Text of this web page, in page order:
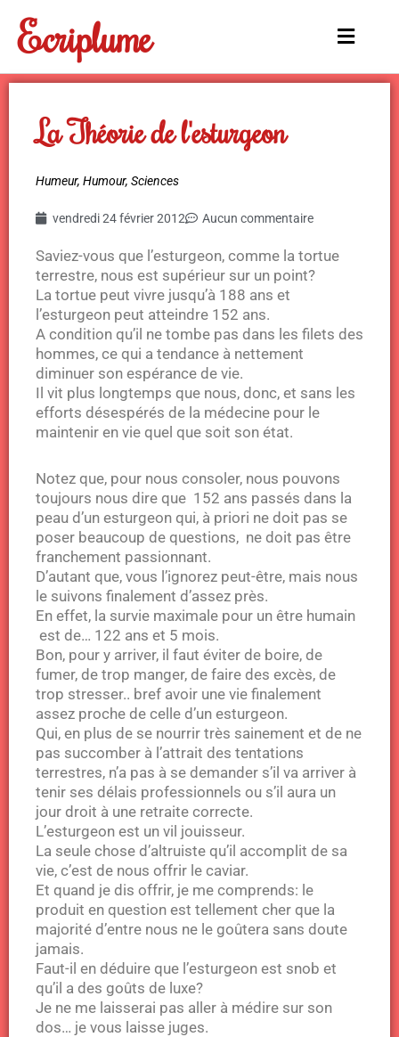
contenu
Ecriplume
Main
La Théorie de l'esturgeon
Humeur, Humour, Sciences
vendredi 24 février 2012 Aucun commentaire
Saviez-vous que l’esturgeon, comme la tortue
terrestre, nous est supérieur sur un point?
La tortue peut vivre jusqu’à 188 ans et
l’esturgeon peut atteindre 152 ans.
A condition qu’il ne tombe pas dans les filets des
hommes, ce qui a tendance à nettement
diminuer son espérance de vie.
Il vit plus longtemps que nous, donc, et sans les
efforts désespérés de la médecine pour le
maintenir en vie quel que soit son état.
Notez que, pour nous consoler, nous pouvons
toujours nous dire que 152 ans passés dans la
peau d’un esturgeon qui, à priori ne doit pas se
poser beaucoup de questions, ne doit pas être
franchement passionnant.
D’autant que, vous l’ignorez peut-être, mais nous
le suivons finalement d’assez près.
En effet, la survie maximale pour un être humain
est de… 122 ans et 5 mois.
Bon, pour y arriver, il faut éviter de boire, de
fumer, de trop manger, de faire des excès, de
trop stresser.. bref avoir une vie finalement
assez proche de celle d’un esturgeon.
Qui, en plus de se nourrir très sainement et de ne
pas succomber à l’attrait des tentations
terrestres, n’a pas à se demander s’il va arriver à
tenir ses délais professionnels ou s’il aura un
jour droit à une retraite correcte.
L’esturgeon est un vil jouisseur.
La seule chose d’altruiste qu’il accomplit de sa
vie, c’est de nous offrir le caviar.
Et quand je dis offrir, je me comprends: le
produit en question est tellement cher que la
majorité d’entre nous ne le goûtera sans doute
jamais.
Faut-il en déduire que l’esturgeon est snob et
qu’il a des goûts de luxe?
Je ne me laisserai pas aller à médire sur son
dos… je vous laisse juges.